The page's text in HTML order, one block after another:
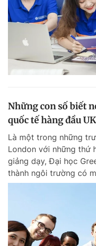
Những con số biết
quốc tế hàng đầu
Là một trong những
London với những thứ
giảng dạy, Đại học
thành ngôi trường có